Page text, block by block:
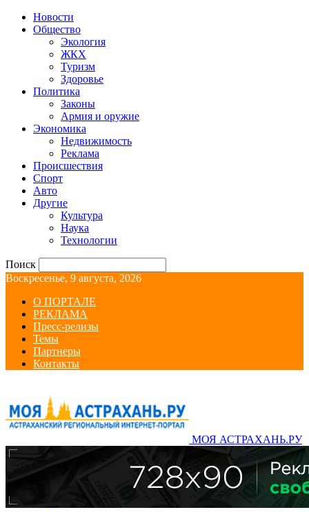
Новости
Общество
Экология
ЖКХ
Туризм
Здоровье
Политика
Законы
Армия и оружие
Экономика
Недвижимость
Реклама
Происшествия
Спорт
Авто
Другие
Культура
Наука
Технологии
Поиск
Воскресенье, 9 августа, 2026
О ПОРТАЛЕ
РЕКЛАМА
Пресс-релизы
Темы
Партнеры
Контакты
МОЯ АСТРАХАНЬ.РУ